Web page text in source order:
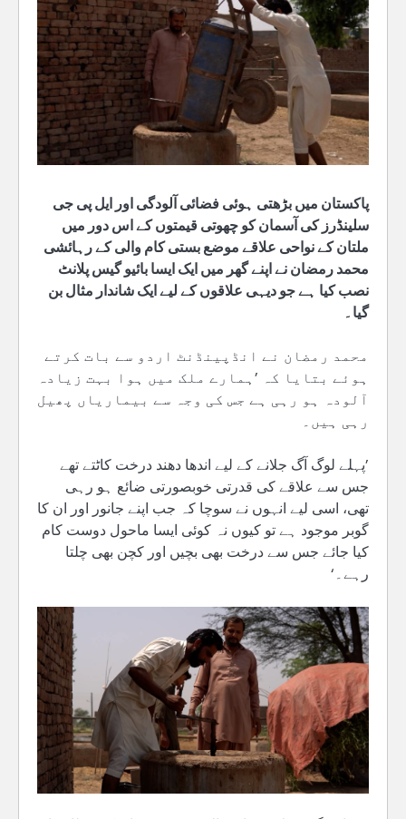
پاکستان میں بڑھتی ہوئی فضائی آلودگی اور ایل پی جی
سلینڈرز کی آسمان کو چھوتی قیمتوں کے اس دور میں
ملتان کے نواحی علاقے موضع بستی کام والی کے رہائشی
محمد رمضان نے اپنے گھر میں ایک ایسا بائیو گیس پلانٹ
نصب کیا ہے جو دیہی علاقوں کے لیے ایک شاندار مثال بن
گیا۔
محمد رمضان نے انڈپینڈنٹ اردو سے بات کرتے
ہوئے بتایا کہ ’ہمارے ملک میں ہوا بہت زیادہ
آلودہ ہو رہی ہے جس کی وجہ سے بیماریاں پھیل
رہی ہیں۔
’پہلے لوگ آگ جلانے کے لیے اندھا دھند درخت کاٹتے تھے
جس سے علاقے کی قدرتی خوبصورتی ضائع ہو رہی
تھی، اسی لیے انہوں نے سوچا کہ جب اپنے جانور اور ان کا
گوبر موجود ہے تو کیوں نہ کوئی ایسا ماحول دوست کام
کیا جائے جس سے درخت بھی بچیں اور کچن بھی چلتا
رہے۔‘